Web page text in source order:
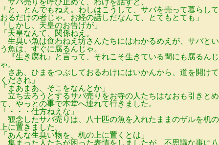
サバ売りを呼び止めて、わけを話すと、
「と、とんでもねえ。わしはこうして、サバを売って暮らして
おるだけの者じゃ。お経の話しだなんて、とてもとても」
「しかし、天皇のお告げが」
「天皇なんて、関係ねえ。
生臭い魚は食わねえ坊さんたちにはわかるめえが、サバとい
う魚は、すぐに腐るんじゃ。
『生き腐れ』と言って、それこそ生きている間にも腐るんじ
ゃ。
さあ、ひまをつぶしておるわけにはいかんから、道を開けて
くだされ」
「まあまあ、そこをなんとか」
立ち去ろうとするサバ売りをお寺の人たちはなおも引きとめ
て、やっとの事で本堂へ連れて行きました。
「・・・仕方ねえな」
観念したサバ売りは、八十匹の魚を入れたままのザルを机の
上に置きました。
「あんな生臭い物を、机の上に置くとは」
集まった人たちが困った表情をしましたが、不思議な事に八